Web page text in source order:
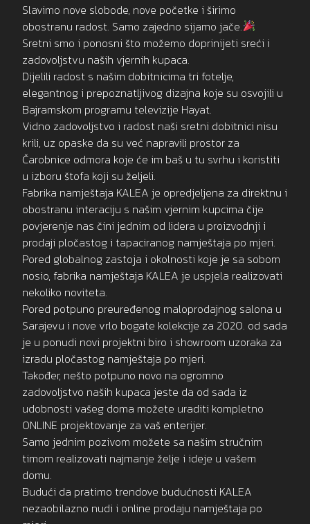
Slavimo nove slobode, nove početke i širimo
obostranu radost. Samo zajedno sijamo jače.
Sretni smo i ponosni što možemo doprinijeti sreći i
zadovoljstvu naših vjernih kupaca.
Dijelili radost s našim dobitnicima tri fotelje,
elegantnog i prepoznatljivog dizajna koje su osvojili u
Bajramskom programu televizije Hayat.
Vidno zadovoljstvo i radost naši sretni dobitnici nisu
krili, uz opaske da su već napravili prostor za
Čarobnice odmora koje će im baš u tu svrhu i koristiti
u izboru štofa koji su željeli.
Fabrika namještaja KALEA je opredjeljena za direktnu i
obostranu interaciju s našim vjernim kupcima čije
povjerenje nas čini jednim od lidera u proizvodnji i
prodaji pločastog i tapaciranog namještaja po mjeri.
Pored globalnog zastoja i okolnosti koje je sa sobom
nosio, fabrika namještaja KALEA je uspjela realizovati
nekoliko noviteta.
Pored potpuno preuređenog maloprodajnog salona u
Sarajevu i nove vrlo bogate kolekcije za 2020. od sada
je u ponudi novi projektni biro i showroom uzoraka za
izradu pločastog namještaja po mjeri.
Također, nešto potpuno novo na ogromno
zadovoljstvo naših kupaca jeste da od sada iz
udobnosti vašeg doma možete uraditi kompletno
ONLINE projektovanje za vaš enterijer.
Samo jednim pozivom možete sa našim stručnim
timom realizovati najmanje želje i ideje u vašem
domu.
Budući da pratimo trendove budućnosti KALEA
nezaobilazno nudi i online prodaju namještaja po